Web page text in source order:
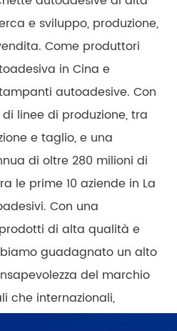
e sviluppo, produzione,
Come produttori
in Cina e
autoadesive. Con
linee di produzione, tra
e taglio, e una
di oltre 280 milioni di
le prime 10 aziende in La
Con una
di alta qualità e
guadagnato un alto
del marchio
che internazionali,